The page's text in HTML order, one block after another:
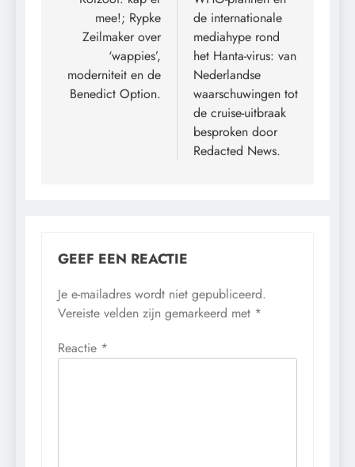
mee!; Rypke
Zeilmaker over
‘wappies’,
moderniteit en de
Benedict Option.
de internationale
mediahype rond
het Hanta-virus: van
Nederlandse
waarschuwingen tot
de cruise-uitbraak
besproken door
Redacted News.
GEEF EEN REACTIE
Je e-mailadres wordt niet gepubliceerd.
Vereiste velden zijn gemarkeerd met *
Reactie *